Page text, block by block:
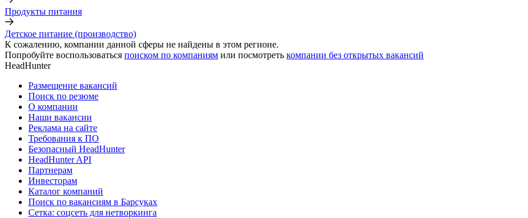
Продукты питания
Детское питание (производство)
К сожалению, компании данной сферы не найдены в этом регионе.
Попробуйте воспользоваться поиском по компаниям или посмотреть компании без открытых вакансий
HeadHunter
Размещение вакансий
Поиск по резюме
О компании
Наши вакансии
Реклама на сайте
Требования к ПО
Безопасный HeadHunter
HeadHunter API
Партнерам
Инвесторам
Каталог компаний
Поиск по вакансиям в Барсуках
Сетка: соцсеть для нетворкинга